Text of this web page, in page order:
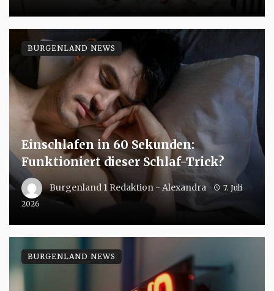
Einschlafen in 60 Sekunden:
Funktioniert dieser Schlaf-Trick?
Burgenland 1 Redaktion - Alexandra
7. Juli
2026
BURGENLAND NEWS
BURGENLAND NEWS